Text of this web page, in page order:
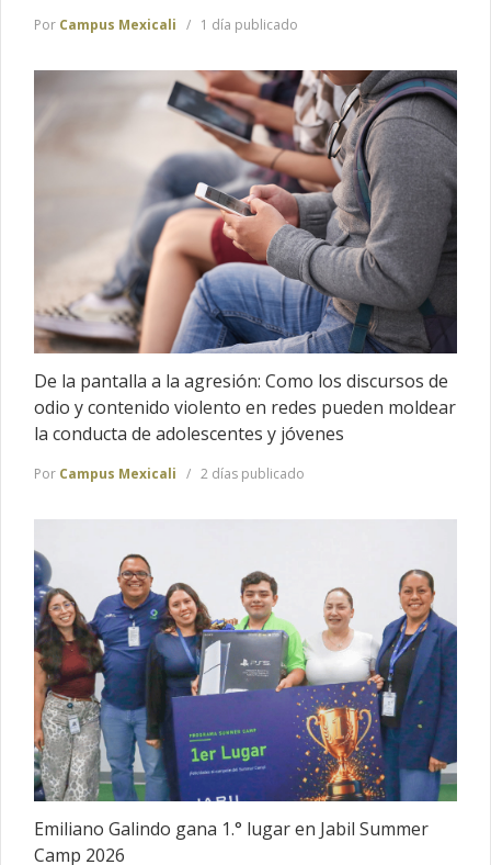
Por Campus Mexicali 1 día publicado
De la pantalla a la agresión: Como los discursos de
odio y contenido violento en redes pueden moldear
la conducta de adolescentes y jóvenes
Por Campus Mexicali 2 días publicado
Emiliano Galindo gana 1.° lugar en Jabil Summer
Camp 2026